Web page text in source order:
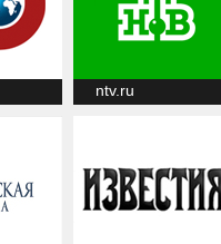
ntv.ru